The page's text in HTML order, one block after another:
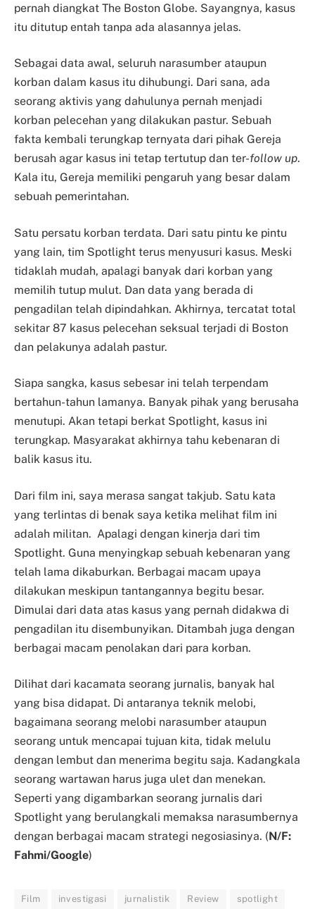
pernah diangkat The Boston Globe. Sayangnya, kasus
itu ditutup entah tanpa ada alasannya jelas.
Sebagai data awal, seluruh narasumber ataupun
korban dalam kasus itu dihubungi. Dari sana, ada
seorang aktivis yang dahulunya pernah menjadi
korban pelecehan yang dilakukan pastur. Sebuah
fakta kembali terungkap ternyata dari pihak Gereja
berusah agar kasus ini tetap tertutup dan ter-follow up.
Kala itu, Gereja memiliki pengaruh yang besar dalam
sebuah pemerintahan.
Satu persatu korban terdata. Dari satu pintu ke pintu
yang lain, tim Spotlight terus menyusuri kasus. Meski
tidaklah mudah, apalagi banyak dari korban yang
memilih tutup mulut. Dan data yang berada di
pengadilan telah dipindahkan. Akhirnya, tercatat total
sekitar 87 kasus pelecehan seksual terjadi di Boston
dan pelakunya adalah pastur.
Siapa sangka, kasus sebesar ini telah terpendam
bertahun-tahun lamanya. Banyak pihak yang berusaha
menutupi. Akan tetapi berkat Spotlight, kasus ini
terungkap. Masyarakat akhirnya tahu kebenaran di
balik kasus itu.
Dari film ini, saya merasa sangat takjub. Satu kata
yang terlintas di benak saya ketika melihat film ini
adalah militan. Apalagi dengan kinerja dari tim
Spotlight. Guna menyingkap sebuah kebenaran yang
telah lama dikaburkan. Berbagai macam upaya
dilakukan meskipun tantangannya begitu besar.
Dimulai dari data atas kasus yang pernah didakwa di
pengadilan itu disembunyikan. Ditambah juga dengan
berbagai macam penolakan dari para korban.
Dilihat dari kacamata seorang jurnalis, banyak hal
yang bisa didapat. Di antaranya teknik melobi,
bagaimana seorang melobi narasumber ataupun
seorang untuk mencapai tujuan kita, tidak melulu
dengan lembut dan menerima begitu saja. Kadangkala
seorang wartawan harus juga ulet dan menekan.
Seperti yang digambarkan seorang jurnalis dari
Spotlight yang berulangkali memaksa narasumbernya
dengan berbagai macam strategi negosiasinya. (N/F:
Fahmi/Google)
Film investigasi jurnalistik Review spotlight